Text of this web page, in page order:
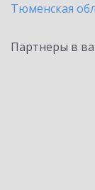
Тюменская
Партнеры в